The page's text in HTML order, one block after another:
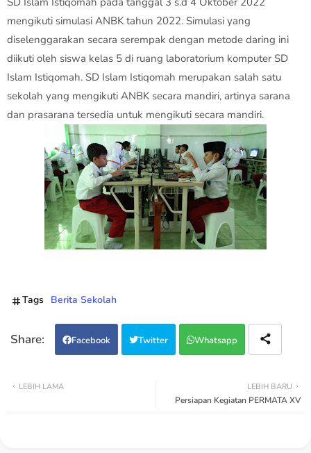
mengikuti simulasi ANBK tahun 2022. Simulasi yang
diselenggarakan secara serempak dengan metode daring ini
diikuti oleh siswa kelas 5 di ruang laboratorium komputer SD
Islam Istiqomah. SD Islam Istiqomah merupakan salah satu
sekolah yang mengikuti ANBK secara mandiri, artinya sarana
dan prasarana tersedia untuk mengikuti secara mandiri.
Tags Berita Sekolah
Facebook Twitter Whatsapp
LEBIH BARU
Persiapan Kegiatan PERMATA XV
LEBIH LAMA